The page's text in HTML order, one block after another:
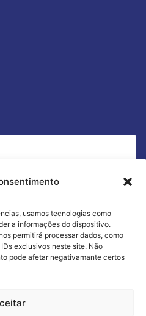
usamos tecnologias como
a informações do dispositivo.
permitirá processar dados, como
exclusivos neste site. Não
pode afetar negativamante certos
para o seu sucesso